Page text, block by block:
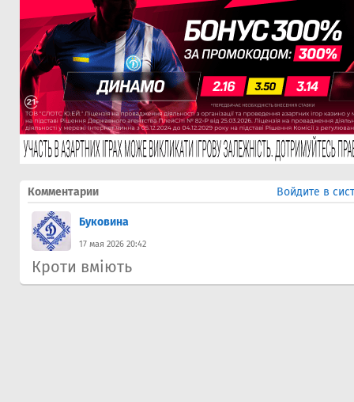
Комментарии Войдите в
Буковина
17 мая 2026 20:42
Кроти вміють